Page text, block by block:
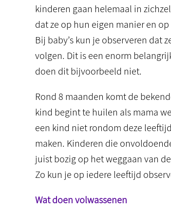
kinderen gaan helemaal in
dat ze op hun eigen manier en
Bij baby’s kun je observeren dat
volgen. Dit is een enorm
doen dit bijvoorbeeld niet.
Rond 8 maanden komt de
kind begint te huilen als mama
een kind niet rondom deze
maken. Kinderen die
juist bozig op het weggaan van
Zo kun je op iedere leeftijd
Wat doen volwassenen